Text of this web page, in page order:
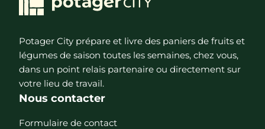
Potager City prépare et livre des paniers de fruits et
légumes de saison toutes les semaines, chez vous,
dans un point relais partenaire ou directement sur
votre lieu de travail.
Nous contacter
Formulaire de contact